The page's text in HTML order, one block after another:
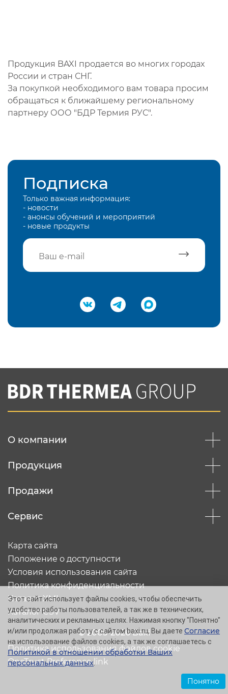
Продукция BAXI продается во многих городах
России и стран СНГ.
За покупкой необходимого вам товара просим
обращаться к ближайшему региональному
партнеру ООО "БДР Термия РУС".
Подписка
Только важная информация:
- новости
- анонсы обучений и мероприятий
- новые продукты
Подтвердить e-mail
Вы соглашаетесь с нашей политикой
конфеденциальности
О компании
Продукция
Продажи
Сервис
© 2005-2026 Baxi
Карта сайта
Положение о доступности
Условия использования сайта
Политика конфиденциальности
Каталог XML
Каталог CSV
Политика использования файлов cookie
OneTrust Preference link
Этот сайт использует файлы cookies, чтобы обеспечить
удобство работы пользователей, а так же в технических,
аналитических и рекламных целях. Нажимая кнопку "Понятно"
и/или продолжая работу с сайтом baxi.ru, Вы даете Согласие
на использование файлов cookies, а так же соглашаетесь с
Политикой в отношении обработки Ваших
персональных данных.
Понятно